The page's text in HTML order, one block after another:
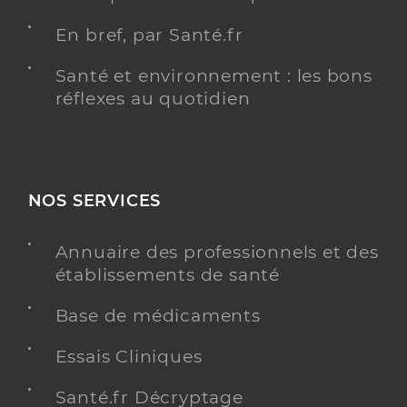
En bref, par Santé.fr
Santé et environnement : les bons
réflexes au quotidien
NOS SERVICES
Annuaire des professionnels et des
établissements de santé
Base de médicaments
Essais Cliniques
Santé.fr Décryptage